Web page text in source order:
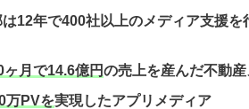
12年で400社以上のメディア支援を
ヶ月で14.6億円の売上を産んだ不動
万PVを実現したアプリメディア